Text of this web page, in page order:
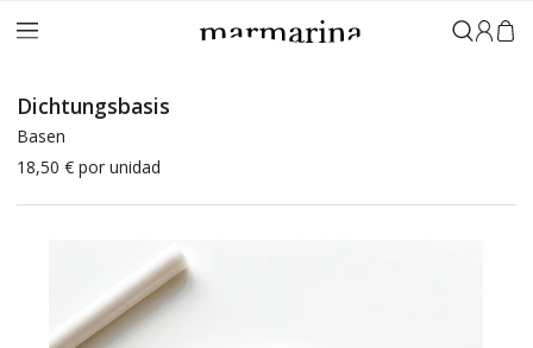
Dichtungsbasis
Basen
18,50 € por unidad